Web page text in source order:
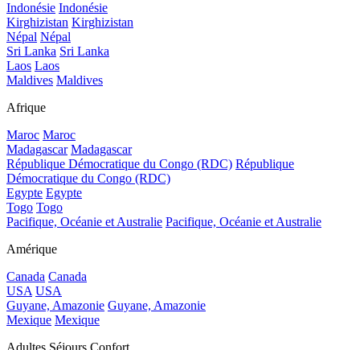
Indonésie Indonésie
Kirghizistan Kirghizistan
Népal Népal
Sri Lanka Sri Lanka
Laos Laos
Maldives Maldives
Afrique
Maroc Maroc
Madagascar Madagascar
République Démocratique du Congo (RDC) République
Démocratique du Congo (RDC)
Egypte Egypte
Togo Togo
Pacifique, Océanie et Australie Pacifique, Océanie et Australie
Amérique
Canada Canada
USA USA
Guyane, Amazonie Guyane, Amazonie
Mexique Mexique